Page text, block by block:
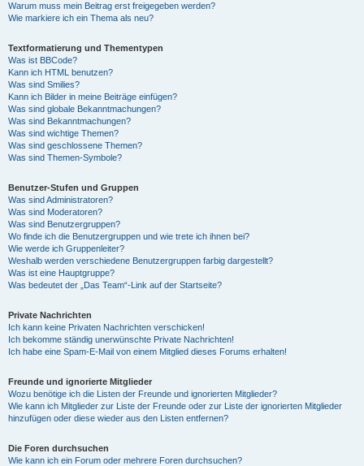
Warum muss mein Beitrag erst freigegeben werden?
Wie markiere ich ein Thema als neu?
Textformatierung und Thementypen
Was ist BBCode?
Kann ich HTML benutzen?
Was sind Smilies?
Kann ich Bilder in meine Beiträge einfügen?
Was sind globale Bekanntmachungen?
Was sind Bekanntmachungen?
Was sind wichtige Themen?
Was sind geschlossene Themen?
Was sind Themen-Symbole?
Benutzer-Stufen und Gruppen
Was sind Administratoren?
Was sind Moderatoren?
Was sind Benutzergruppen?
Wo finde ich die Benutzergruppen und wie trete ich ihnen bei?
Wie werde ich Gruppenleiter?
Weshalb werden verschiedene Benutzergruppen farbig dargestellt?
Was ist eine Hauptgruppe?
Was bedeutet der „Das Team“-Link auf der Startseite?
Private Nachrichten
Ich kann keine Privaten Nachrichten verschicken!
Ich bekomme ständig unerwünschte Private Nachrichten!
Ich habe eine Spam-E-Mail von einem Mitglied dieses Forums erhalten!
Freunde und ignorierte Mitglieder
Wozu benötige ich die Listen der Freunde und ignorierten Mitglieder?
Wie kann ich Mitglieder zur Liste der Freunde oder zur Liste der ignorierten Mitglieder
hinzufügen oder diese wieder aus den Listen entfernen?
Die Foren durchsuchen
Wie kann ich ein Forum oder mehrere Foren durchsuchen?